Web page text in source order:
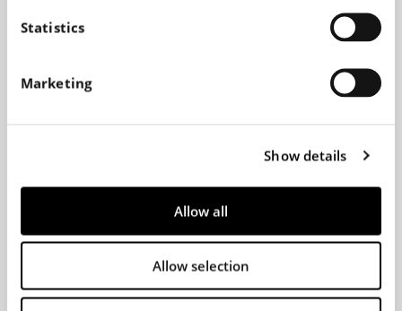
Statistics
Marketing
Show details
Allow all
Allow selection
Telefono*
Richiesta